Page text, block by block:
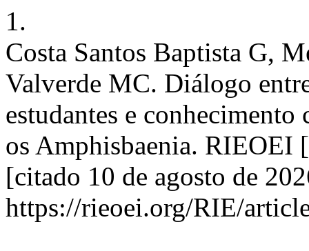
1.
Costa Santos Baptista G,
Valverde MC. Diálogo
estudantes e
os Amphisbaenia. RIEOEI
[citado 10 de agosto de
https://rieoei.org/RIE/